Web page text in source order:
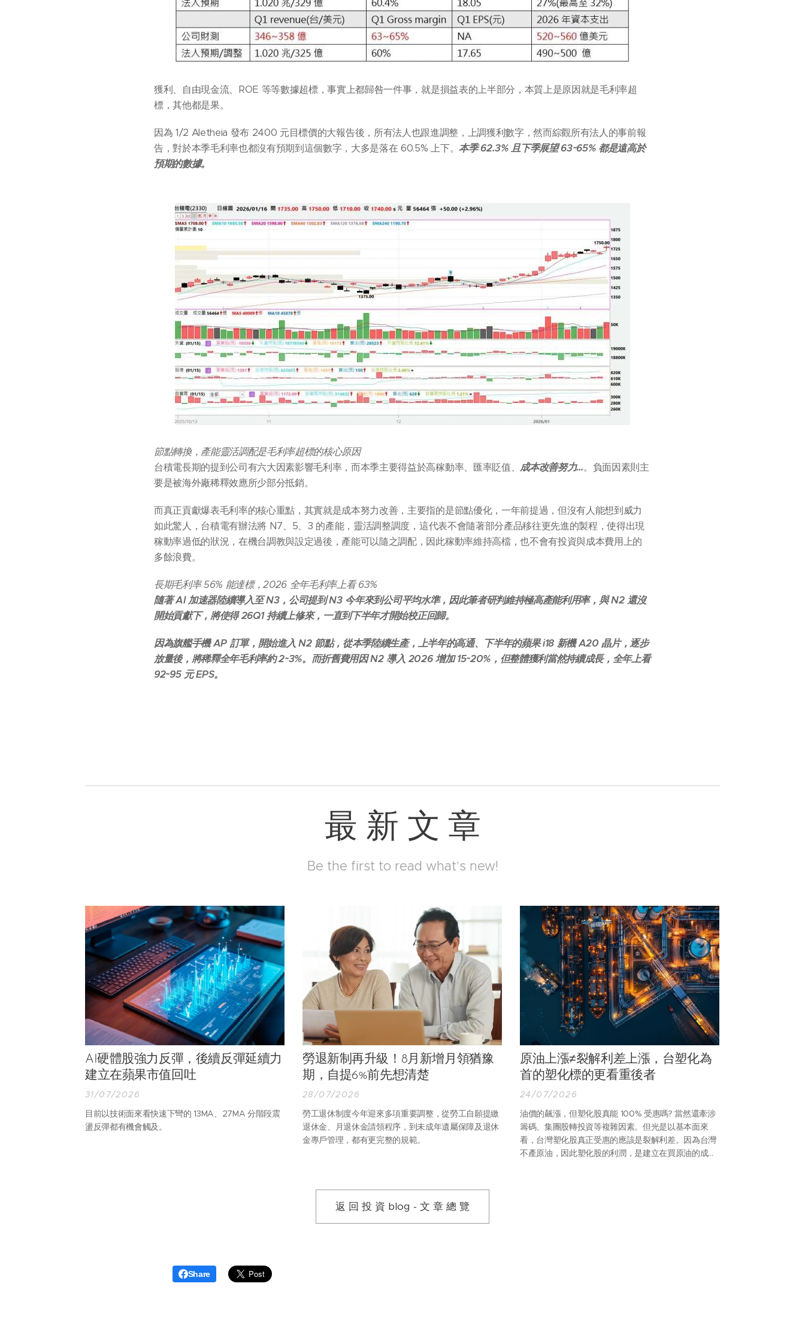
獲利、自由現金流、ROE 等等數據超標，事實上都歸咎一件事，就是損益表的上半部分，本質上是原因就是毛利率超
標，其他都是果。
因為 1/2 Aletheia 發布 2400 元目標價的大報告後，所有法人也跟進調整，上調獲利數字，然而綜觀所有法人的事前報
告，對於本季毛利率也都沒有預期到這個數字，大多是落在 60.5% 上下。本季 62.3%且下季展望 63~65% 都是遠高於
預期的數據。
節點轉換，產能靈活調配是毛利率超標的核心原因
台積電長期的提到公司有六大因素影響毛利率，而本季主要得益於高稼動率、匯率貶值、 成本改善努力…。負面因素則主
要是被海外廠稀釋效應所少部分抵銷。
而真正貢獻爆表毛利率的核心重點，其實就是成本努力改善，主要指的是節點優化，一年前提過，但沒有人能想到威力
如此驚人，台積電有辦法將 N7、5、3 的產能，靈活調整調度，這代表不會隨著部分產品移往更先進的製程，使得出現
稼動率過低的狀況，在機台調教與設定過後，產能可以隨之調配，因此稼動率維持高檔，也不會有投資與成本費用上的
多餘浪費。
長期毛利率 56% 能達標，2026 全年毛利率上看 63%
隨著 AI 加速器陸續導入至 N3，公司提到 N3 今年來到公司平均水準，因此筆者研判維持極高產能利用率，與 N2 還沒
開始貢獻下，將使得 26Q1 持續上修來，一直到下半年才開始校正回歸。
因為旗艦手機 AP 訂單，開始進入 N2 節點，從本季陸續生產，上半年的高通、下半年的蘋果 i18 新機 A20 晶片，逐步
放量後，將稀釋全年毛利率約 2~3%。而折舊費用因 N2 導入 2026 增加 15~20%，但整體獲利當然持續成長，全年上看
92~95 元 EPS。
最 新 文 章
Be the first to read what's new!
AI硬體股強力反彈，後續反彈延續力
建立在蘋果市值回吐
31/07/2026
目前以技術面來看快速下彎的 13MA、27MA 分階段震
盪反彈都有機會觸及。
勞退新制再升級！8月新增月領猶豫
期，自提6%前先想清楚
28/07/2026
勞工退休制度今年迎來多項重要調整，從勞工自願提繳
退休金、月退休金請領程序，到未成年遺屬保障及退休
金專戶管理，都有更完整的規範。
原油上漲≠裂解利差上漲，台塑化為
首的塑化標的更看重後者
24/07/2026
油價的飆漲，但塑化股真能 100% 受惠嗎? 當然還牽涉
籌碼、集團股轉投資等複雜因素。但光是以基本面來
看，台灣塑化股真正受惠的應該是裂解利差。因為台灣
不產原油，因此塑化股的利潤，是建立在買原油的成本
返 回 投 資 blog - 文 章 總 覽
Share